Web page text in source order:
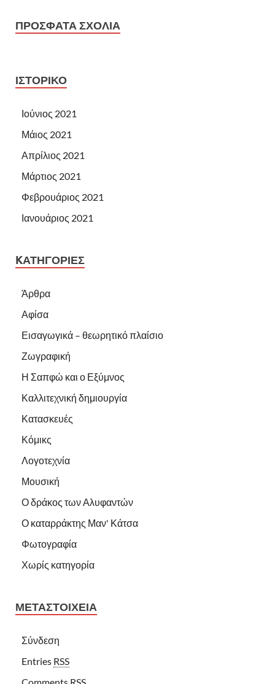
ΠΡΌΣΦΑΤΑ ΣΧΌΛΙΑ
ΙΣΤΟΡΙΚΌ
Ιούνιος 2021
Μάιος 2021
Απρίλιος 2021
Μάρτιος 2021
Φεβρουάριος 2021
Ιανουάριος 2021
KΑΤΗΓΟΡΊΕΣ
Άρθρα
Αφίσα
Εισαγωγικά – θεωρητικό πλαίσιο
Ζωγραφική
Η Σαπφώ και ο Εξύμνος
Καλλιτεχνική δημιουργία
Κατασκευές
Κόμικς
Λογοτεχνία
Μουσική
Ο δράκος των Αλυφαντών
Ο καταρράκτης Μαν' Κάτσα
Φωτογραφία
Χωρίς κατηγορία
ΜΕΤΑΣΤΟΙΧΕΊΑ
Σύνδεση
Entries RSS